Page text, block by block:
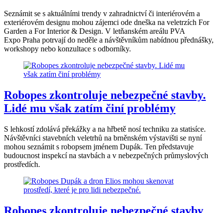
Seznámit se s aktuálními trendy v zahradnictví či interiérovém a
exteriérovém designu mohou zájemci ode dneška na veletrzích For
Garden a For Interior & Design. V letňanském areálu PVA
Expo Praha potrvají do neděle a návštěvníkům nabídnou přednášky,
workshopy nebo konzultace s odborníky.
Robopes zkontroluje nebezpečné stavby.
Lidé mu však zatím činí problémy
S lehkostí zdolává překážky a na hřbetě nosí techniku za statisíce.
Návštěvníci stavebních veletrhů na brněnském výstavišti se nyní
mohou seznámit s robopsem jménem Dupák. Ten představuje
budoucnost inspekcí na stavbách a v nebezpečných průmyslových
prostředích.